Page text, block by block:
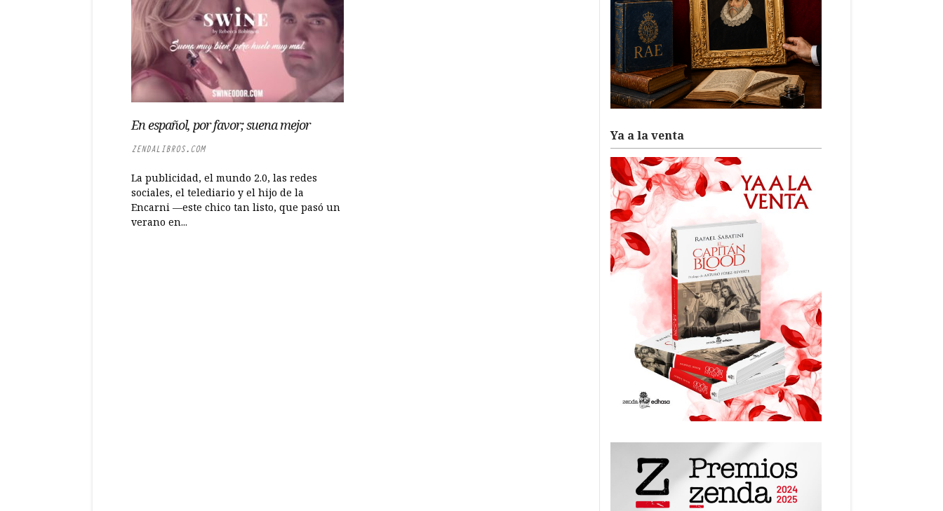
En español, por favor; suena mejor
ZENDALIBROS.COM
La publicidad, el mundo 2.0, las redes
sociales, el telediario y el hijo de la
Encarni —este chico tan listo, que pasó un
verano en...
Ya a la venta